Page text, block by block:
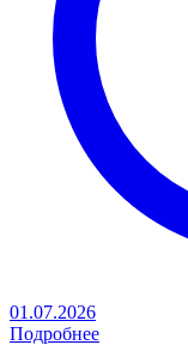
01.07.2026
Подробнее